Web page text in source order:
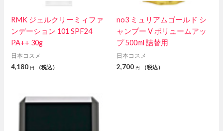
RMK ジェルクリーミィファ
ンデーション 101 SPF24
PA++ 30g
日本コスメ
4,180 円 （税込）
no3 ミュリアムゴールド シ
ャンプー V ボリュームアッ
プ 500ml 詰替用
日本コスメ
2,700 円 （税込）